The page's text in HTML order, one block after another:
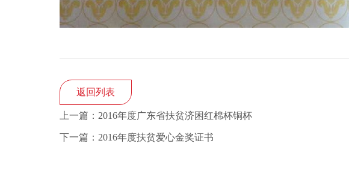
返回列表
上一篇：2016年度广东省扶贫济困红棉杯铜杯
下一篇：2016年度扶贫爱心金奖证书